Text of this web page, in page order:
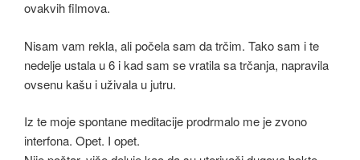
ovakvih filmova.
Nisam vam rekla, ali počela sam da trčim. Tako sam i te
nedelje ustala u 6 i kad sam se vratila sa trčanja, napravila
ovsenu kašu i uživala u jutru.
Iz te moje spontane meditacije prodrmalo me je zvono
interfona. Opet. I opet.